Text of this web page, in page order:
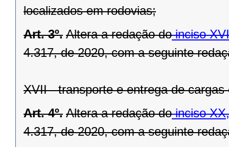
localizados em rodovias;
Art. 3º. Altera a redação doinciso
4.317, de 2020, com a seguinte
XVII - transporte e entrega de cargas
Art. 4º. Altera a redação doinciso
4.317, de 2020, com a seguinte